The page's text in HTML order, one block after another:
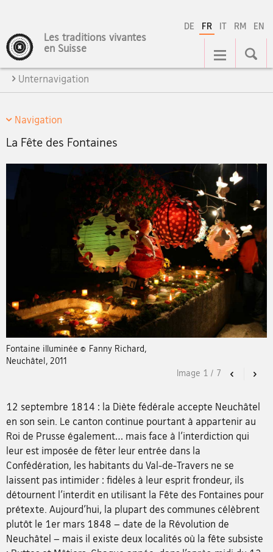
DE FR IT RM EN
Les traditions vivantes
en Suisse
Navigation
Unternavigation
Navigation
La Fête des Fontaines
Fontaine illuminée © Fanny Richard,
Neuchâtel, 2011
Previous
Image 1 / 7
12 septembre 1814 : la Diète fédérale accepte Neuchâtel
en son sein. Le canton continue pourtant à appartenir au
Roi de Prusse également… mais face à l’interdiction qui
leur est imposée de fêter leur entrée dans la
Confédération, les habitants du Val-de-Travers ne se
laissent pas intimider : fidèles à leur esprit frondeur, ils
détournent l’interdit en utilisant la Fête des Fontaines pour
prétexte. Aujourd’hui, la plupart des communes célèbrent
plutôt le 1er mars 1848 – date de la Révolution de
Neuchâtel – mais il existe deux localités où la fête subsiste